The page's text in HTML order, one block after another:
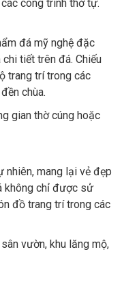
công trình thờ tự.
đá mỹ nghệ đặc
tiết trên đá. Chiếu
trang trí trong các
chùa.
gian thờ cúng hoặc
mang lại vẻ đẹp
không chỉ được sử
đồ trang trí trong các
vườn, khu lăng mộ,